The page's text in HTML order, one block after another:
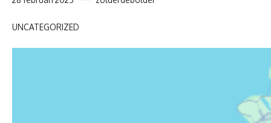
UNCATEGORIZED